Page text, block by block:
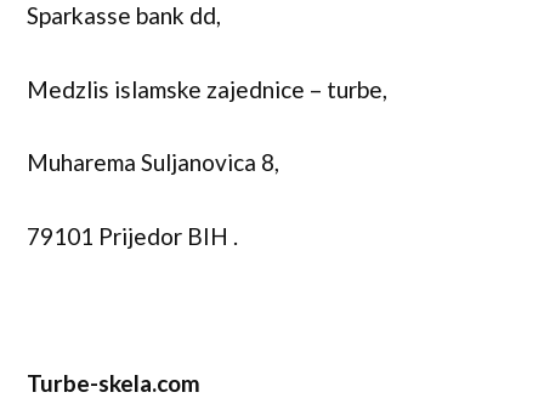
Sparkasse bank dd,
Medzlis islamske zajednice – turbe,
Muharema Suljanovica 8,
79101 Prijedor BIH .
Turbe-skela.com